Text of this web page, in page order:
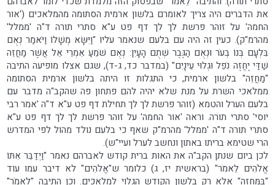
את הדברים היה צריך לאומרם בלשון ארמית הסתומה מהמלאכים ('אור
החמה' על זוהר פרשת לך לך דף פט ע"א סתרי תורה ד"ה 'ממלל'
מהרמ"ק). כעין זה היה עם בלעם שנאמר עליו "וַיִּשָּׂא מְשָׁלוֹ וַיֹּאמַר נְאֻם
בִּלְעָם בְּנוֹ בְעֹר וּנְאֻם הַגֶּבֶר שְׁתֻם הָעָיִן: נְאֻם שֹׁמֵעַ אִמְרֵי אֵל אֲשֶׁר מַחֲזֵה
שַׁדַּי יֶחֱזֶה נֹפֵל וּגְלוּי עֵינָיִם" (במדבר כד, ג-ד), שגם אצלו מופיעה התיבה
"מַחֲזֵה" בלשון ארמית, כי התגלות זו היתה בלשון ארמית הסתומה
ממלאכי השרת על מנת שלא יהיה להם פתחון פה שהקב"ה מדבר עם
בלעם הערל והטמא (זוהר פרשת לך לך תחילת דף פט ע"א ד"ה 'אמר רבי
יוסי' סתרי תורה. וראה 'אור החמה' על זוהר פרשת לך לך דף פט ע"א
סתרי תורה ד"ה 'ממלל' מהרמ"ק שאף כי בלעם נולד מהול לפי המדרש
הרי שטימא בריתו באתון ונחשב לערל ועיי"ש).
לכן ביום שנתן הקב"ה את האות ברית קודש לאברהם נאמר "וַיְדַבֵּר אִתּוֹ
אֱלֹהִים לֵאמֹר" (בראשית יז, ג) כלומר ש"אֱלֹהִים" לא דיבר עמו עוד
"בַּמַּחֲזֶה" אלא רק בלשון הקודש הגלוי למלאכים. וכן התיבה "לֵאמֹר"